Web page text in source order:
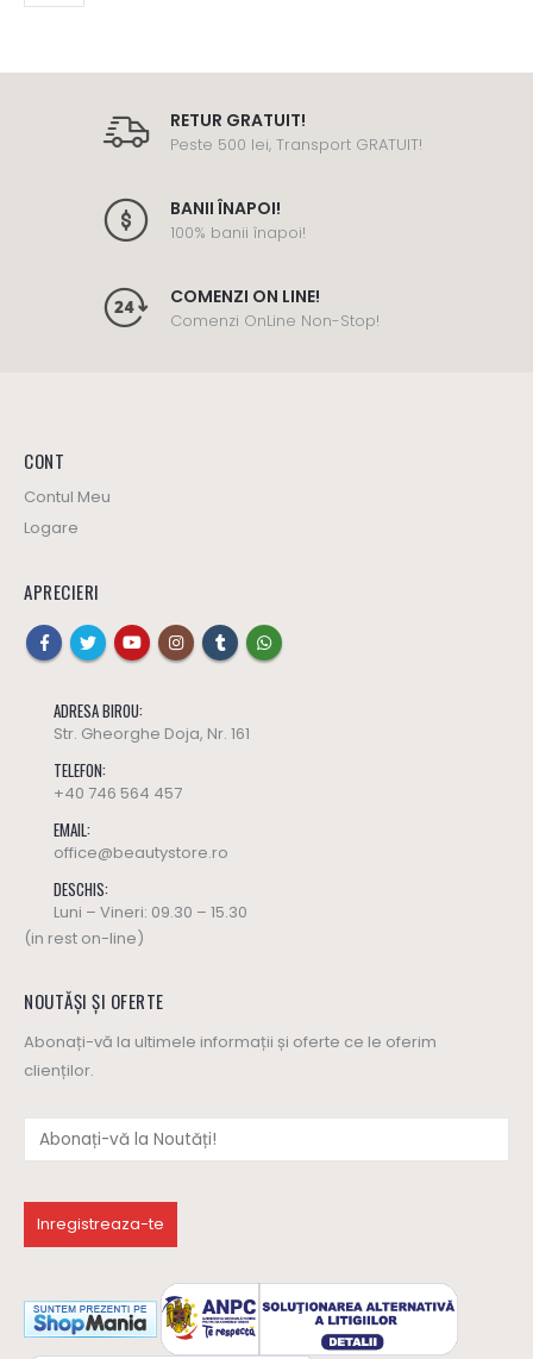
RETUR GRATUIT!
Peste 500 lei, Transport GRATUIT!
BANII ÎNAPOI!
100% banii înapoi!
COMENZI ON LINE!
Comenzi OnLine Non-Stop!
CONT
Contul Meu
Logare
APRECIERI
ADRESA BIROU:
Str. Gheorghe Doja, Nr. 161
TELEFON:
+40 746 564 457
EMAIL:
office@beautystore.ro
DESCHIS:
Luni – Vineri: 09.30 – 15.30
(in rest on-line)
NOUTĂȘI ȘI OFERTE
Abonați-vă la ultimele informații și oferte ce le oferim
clienților.